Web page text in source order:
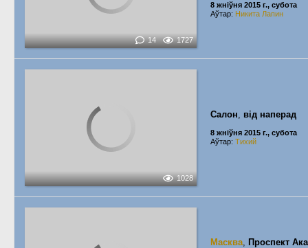
14 1727
8 жніўня 2015 г., субота
Аўтар: Никита Лапин
1028
Салон, вiд наперад
8 жніўня 2015 г., субота
Аўтар: Тихий
Масква, Проспект